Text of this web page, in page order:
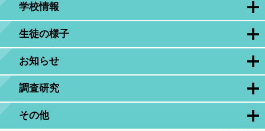
学校情報
生徒の様子
お知らせ
調査研究
その他